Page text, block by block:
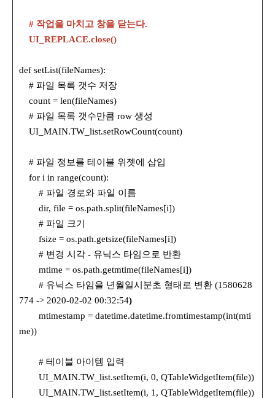
# 작업을 마치고 창을 닫는다.
UI_REPLACE.close()
def setList(fileNames):
# 파일 목록 갯수 저장
count = len(fileNames)
# 파일 목록 갯수만큼 row 생성
UI_MAIN.TW_list.setRowCount(count)
# 파일 정보를 테이블 위젯에 삽입
for i in range(count):
# 파일 경로와 파일 이름
dir, file = os.path.split(fileNames[i])
# 파일 크기
fsize = os.path.getsize(fileNames[i])
# 변경 시각 - 유닉스 타임으로 반환
mtime = os.path.getmtime(fileNames[i])
# 유닉스 타임을 년월일시분초 형태로 변환 (1580628
774 -> 2020-02-02 00:32:54)
mtimestamp = datetime.datetime.fromtimestamp(int(mti
me))
# 테이블 아이템 입력
UI_MAIN.TW_list.setItem(i, 0, QTableWidgetItem(file))
UI_MAIN.TW_list.setItem(i, 1, QTableWidgetItem(file))